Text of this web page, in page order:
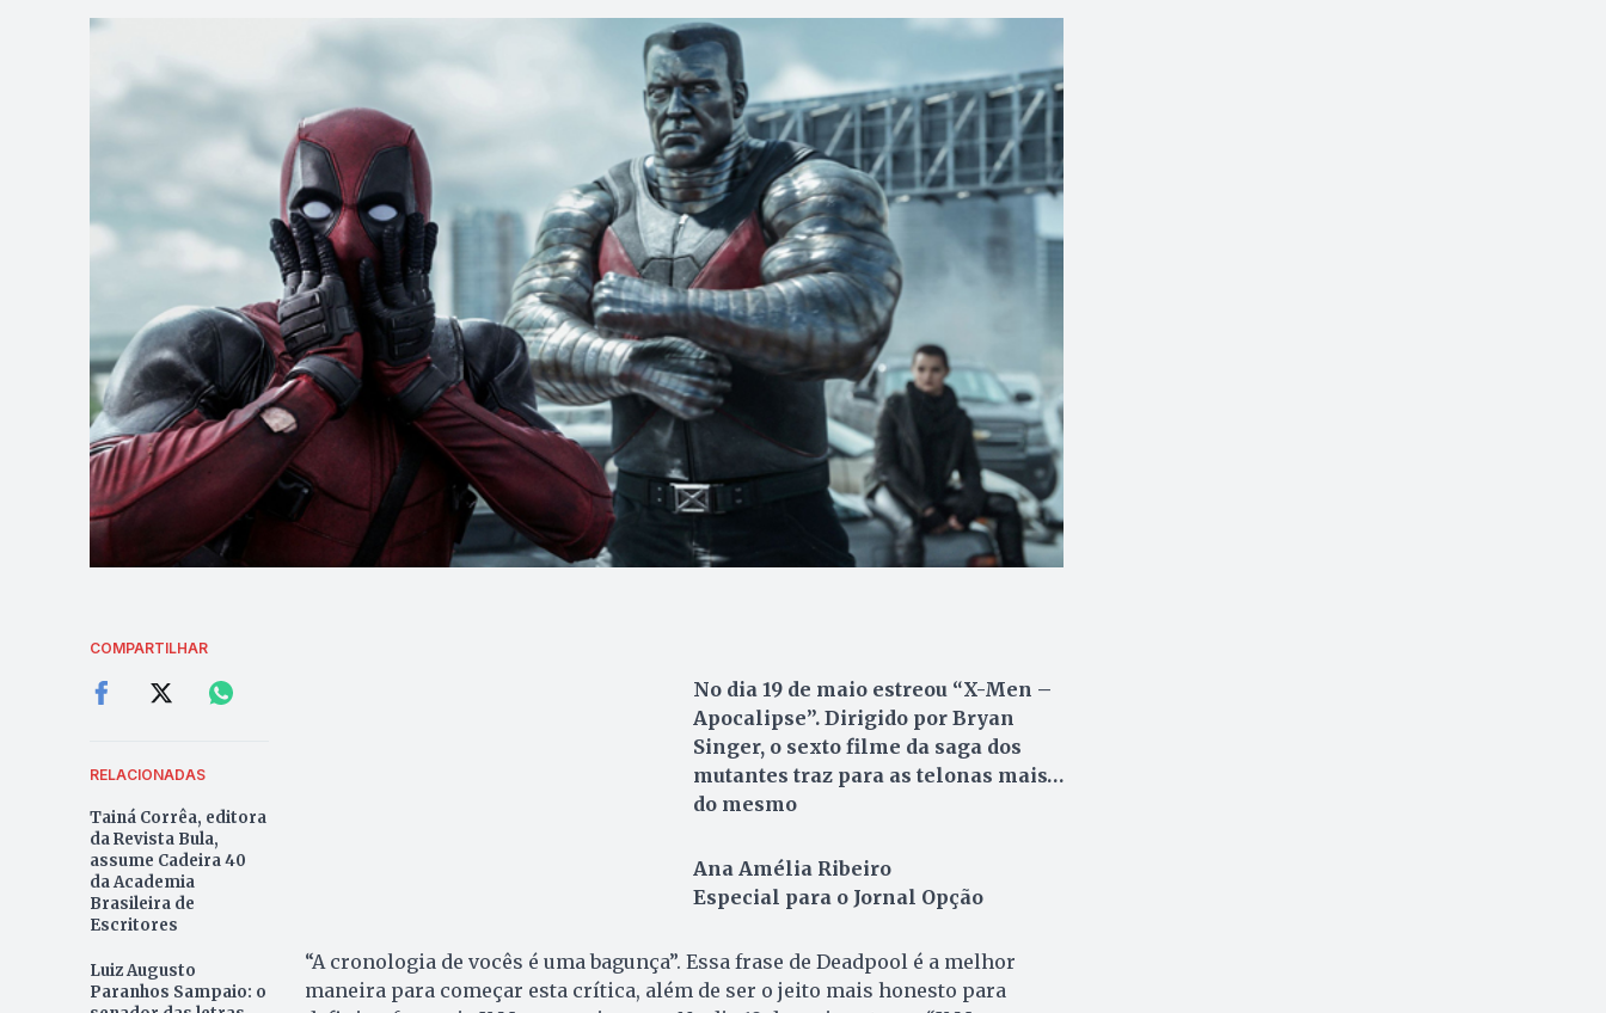
COMPARTILHAR
RELACIONADAS
Tainá Corrêa, editora
da Revista Bula,
assume Cadeira 40
da Academia
Brasileira de
Escritores
Luiz Augusto
Paranhos Sampaio: o
No dia 19 de maio estreou “X-Men –
Apocalipse”. Dirigido por Bryan
Singer, o sexto filme da saga dos
mutantes traz para as telonas mais…
do mesmo
Ana Amélia Ribeiro
Especial para o Jornal Opção
“A cronologia de vocês é uma bagunça”. Essa frase de Deadpool é a melhor
maneira para começar esta crítica, além de ser o jeito mais honesto para